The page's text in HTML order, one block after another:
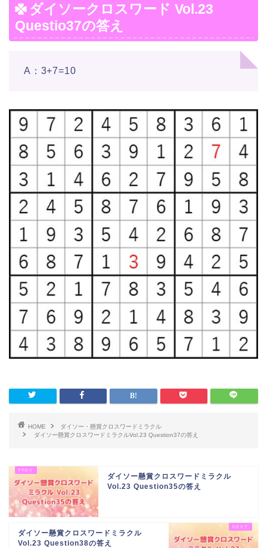
ダイソークロスワード Vol.23
Questio37の答え
A：3+7=10
HOME
ダイソー・懸賞クロスワードミラクル
ダイソー懸賞クロスワードミラクルVol.23 Question37の答え
ダイソー懸賞クロスワードミラクル
Vol.23 Question35の答え
ダイソー懸賞クロスワードミラクル
Vol.23 Question38の答え